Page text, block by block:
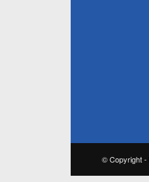
© Copyright -